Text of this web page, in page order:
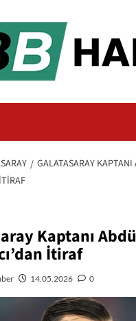
GALATASARAY
Kaptanı
İtiraf
14.05.2026 0